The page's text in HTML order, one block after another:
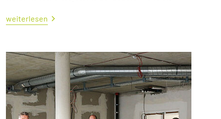
weiterlesen